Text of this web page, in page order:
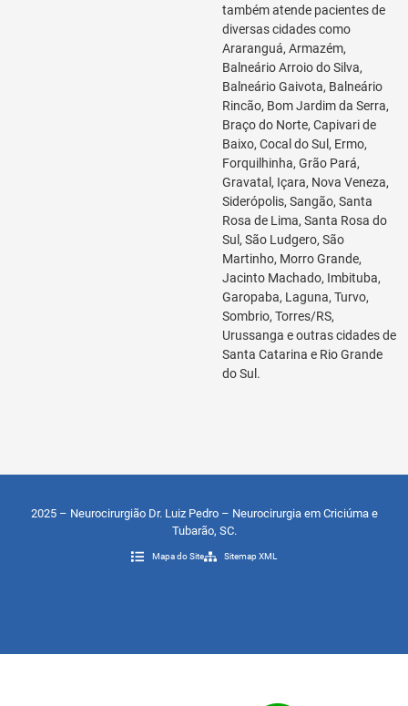
também atende pacientes de
diversas cidades como
Araranguá, Armazém,
Balneário Arroio do Silva,
Balneário Gaivota, Balneário
Rincão, Bom Jardim da Serra,
Braço do Norte, Capivari de
Baixo, Cocal do Sul, Ermo,
Forquilhinha, Grão Pará,
Gravatal, Içara, Nova Veneza,
Siderópolis, Sangão, Santa
Rosa de Lima, Santa Rosa do
Sul, São Ludgero, São
Martinho, Morro Grande,
Jacinto Machado, Imbituba,
Garopaba, Laguna, Turvo,
Sombrio, Torres/RS,
Urussanga e outras cidades de
Santa Catarina e Rio Grande
do Sul.
2025 – Neurocirurgião Dr. Luiz Pedro – Neurocirurgia em Criciúma e
Tubarão, SC.
Mapa do Site Sitemap XML